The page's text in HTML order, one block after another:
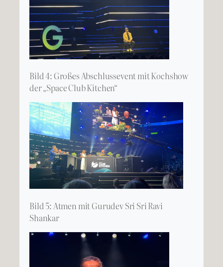
Bild 4: Großes Abschlussevent mit Kochshow
der „Space Club Kitchen“
Bild 5: Atmen mit Gurudev Sri Sri Ravi
Shankar